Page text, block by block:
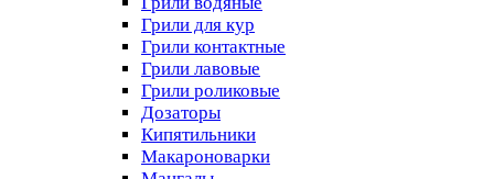
Грили для кур
Грили контактные
Грили лавовые
Грили роликовые
Дозаторы
Кипятильники
Макароноварки